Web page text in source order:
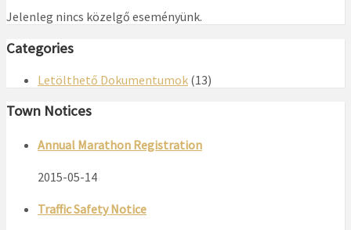
Jelenleg nincs közelgő eseményünk.
Categories
Letölthető Dokumentumok (13)
Town Notices
Annual Marathon Registration
2015-05-14
Traffic Safety Notice